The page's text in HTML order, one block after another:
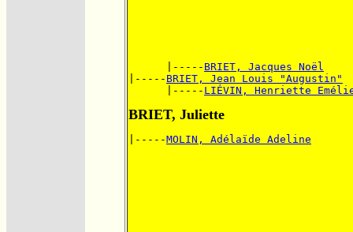
      |-----
BRIET, Jacques Noël
|----- BRIET, Jean Louis "Augustin"
      |-----
LIÉVIN, Henriette
BRIET, Juliette
|-----MOLIN, Adélaïde Adeline